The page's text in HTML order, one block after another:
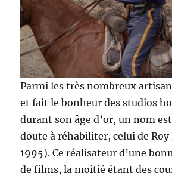
Parmi les très nombreux
et fait le bonheur des studios
durant son âge d’or, un nom
doute à réhabiliter, celui de Roy
1995). Ce réalisateur d’une
de films, la moitié étant des